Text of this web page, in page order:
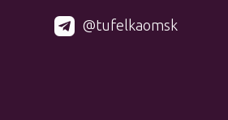
@tufelkaomsk